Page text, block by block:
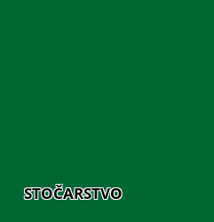
STOČARSTVO